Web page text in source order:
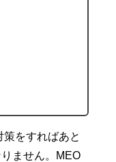
をすればあと
ません。MEO